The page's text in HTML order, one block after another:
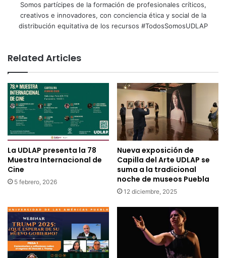
Somos partícipes de la formación de profesionales críticos,
creativos e innovadores, con conciencia ética y social de la
distribución equitativa de los recursos #TodosSomosUDLAP
Related Articles
La UDLAP presenta la 78
Muestra Internacional de
Cine
5 febrero, 2026
Nueva exposición de
Capilla del Arte UDLAP se
suma a la tradicional
noche de museos Puebla
12 diciembre, 2025